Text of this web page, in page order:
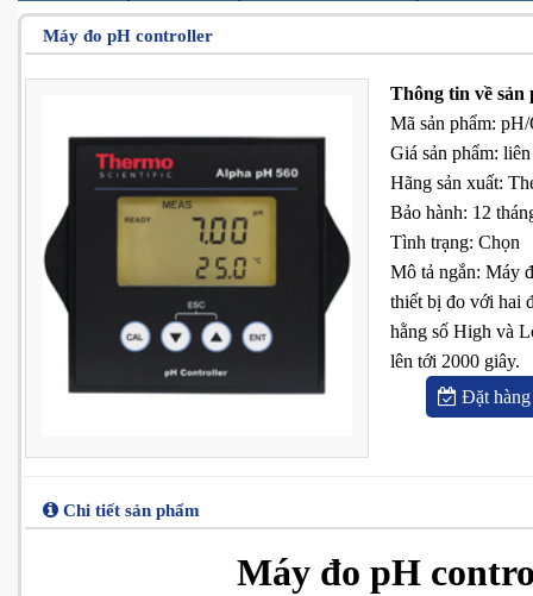
Máy đo pH controller
Thông tin về sản
Mã sản phẩm: pH/
Giá sản phẩm:
Hãng sản xuất:
Bảo hành: 12
Tình trạng: Chọn
Mô tả ngắn: Máy
thiết bị đo với hai
hằng số High và
lên tới 2000 giây.
Đặt hàng
Chi tiết sản phẩm
Máy đo pH